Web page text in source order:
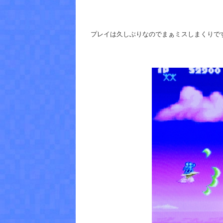
プレイは久しぶりなのでまぁミスしまくりで